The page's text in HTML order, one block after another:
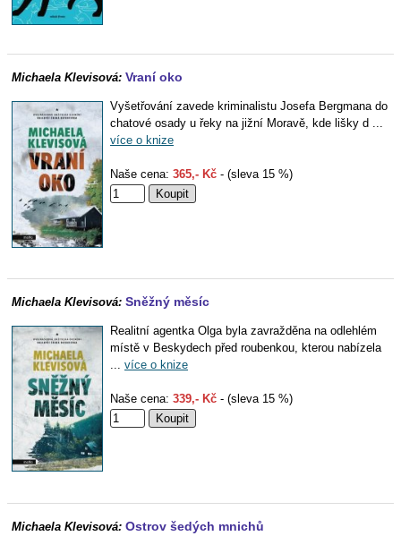
Michaela Klevisová: Vraní oko
Vyšetřování zavede kriminalistu Josefa Bergmana do
chatové osady u řeky na jižní Moravě, kde lišky d ...
více o knize
Naše cena: 365,- Kč - (sleva 15 %)
Michaela Klevisová: Sněžný měsíc
Realitní agentka Olga byla zavražděna na odlehlém
místě v Beskydech před roubenkou, kterou nabízela
... více o knize
Naše cena: 339,- Kč - (sleva 15 %)
Michaela Klevisová: Ostrov šedých mnichů